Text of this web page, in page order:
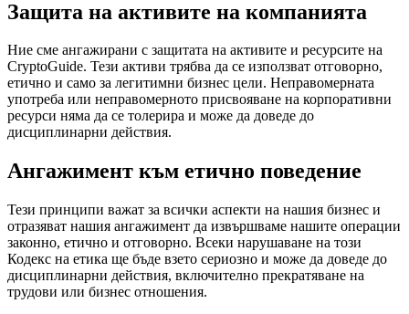
Защита на активите на компанията
Ние сме ангажирани с защитата на активите и ресурсите на
CryptoGuide. Тези активи трябва да се използват отговорно,
етично и само за легитимни бизнес цели. Неправомерната
употреба или неправомерното присвояване на корпоративни
ресурси няма да се толерира и може да доведе до
дисциплинарни действия.
Ангажимент към етично поведение
Тези принципи важат за всички аспекти на нашия бизнес и
отразяват нашия ангажимент да извършваме нашите операции
законно, етично и отговорно. Всеки нарушаване на този
Кодекс на етика ще бъде взето сериозно и може да доведе до
дисциплинарни действия, включително прекратяване на
трудови или бизнес отношения.